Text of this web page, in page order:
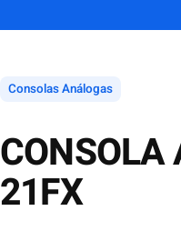
Consolas Análogas
21FX